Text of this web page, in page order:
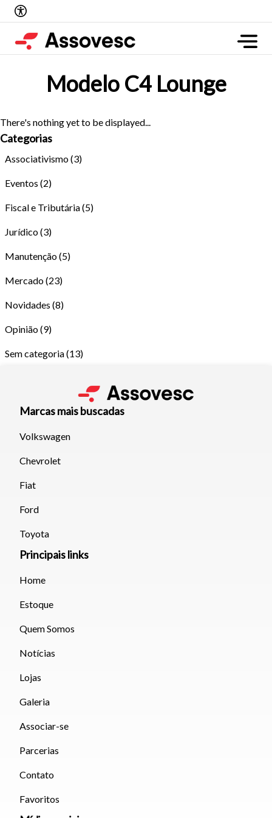
Tamanho do texto
Para aumentar ou diminuir a fonte em nosso site, utilize os
teclado.
Modelo C4 Lounge
There's nothing yet to be displayed...
Categorias
Associativismo(3)
Eventos (2)
Fiscal e Tributária(5)
Jurídico(3)
Manutenção(5)
Mercado(23)
Novidades (8)
Opinião(9)
Sem categoria(13)
Marcas mais buscadas
Volkswagen
Chevrolet
Fiat
Ford
Toyota
Principais links
Home
Estoque
Quem Somos
Notícias
Lojas
Galeria
Associar-se
Parcerias
Contato
Favoritos